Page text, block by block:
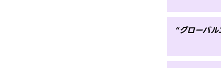
“グローバ